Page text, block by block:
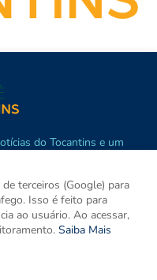
do Tocantins e um
DRT 0010556/DF.
terceiros (Google) para
Isso é feito para
ao usuário. Ao acessar,
Saiba Mais